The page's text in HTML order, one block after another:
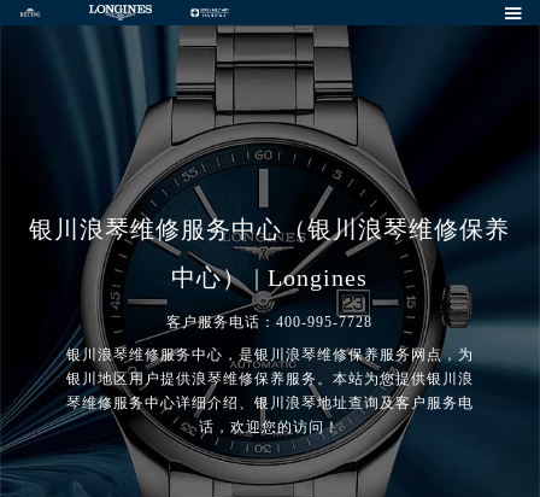

银川浪琴维修服务中心（银川浪琴维修保养
中心） | Longines
客户服务电话：400-995-7728
银川浪琴维修服务中心，是银川浪琴维修保养服务网点，为
银川地区用户提供浪琴维修保养服务。本站为您提供银川浪
琴维修服务中心详细介绍、银川浪琴地址查询及客户服务电
话，欢迎您的访问！